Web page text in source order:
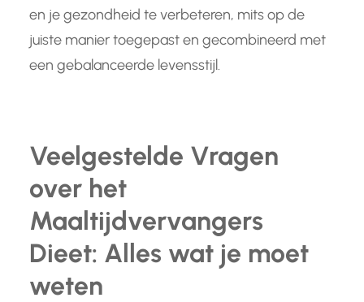
en je gezondheid te verbeteren, mits op de
juiste manier toegepast en gecombineerd met
een gebalanceerde levensstijl.
Veelgestelde Vragen
over het
Maaltijdvervangers
Dieet: Alles wat je moet
weten